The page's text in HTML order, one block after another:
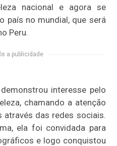
nacional e agora se
país no mundial, que será
Peru.
a publicidade
interesse pelo
chamando a atenção
das redes sociais.
ela foi convidada para
e logo conquistou